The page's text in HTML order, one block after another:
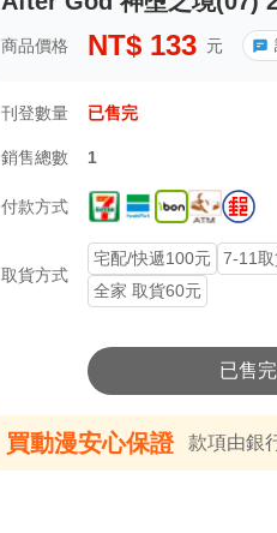
商品價格 NT$ 133 元
刊登數量 已售完
銷售總數 1
付款方式
取貨方式
宅配/快遞100元 7-11
全家 取貨60元
已售完
買動漫安心保證 款項由銀